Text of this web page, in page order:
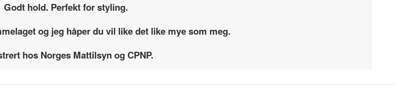
Godt hold. Perfekt for styling.
og jeg håper du vil like det like mye som meg.
hos Norges Mattilsyn og CPNP.